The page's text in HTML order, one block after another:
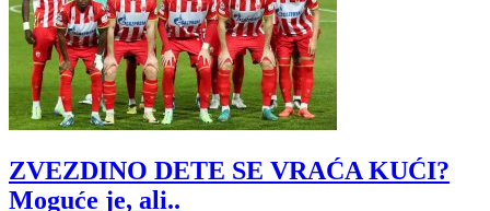
ZVEZDINO DETE SE VRAĆA KUĆI?
Moguće je, ali..